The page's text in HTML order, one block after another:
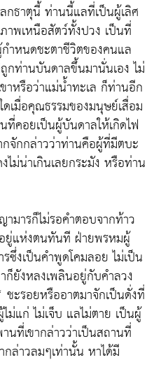
ธาตุนี้ ท่านนี้แลที่เป็นผู้เลิศ
พเหนือสัตว์ทั้งปวง เป็นที่
ำหนดชะตาชีวิตของคนแล
ท่านบันดาลขึ้นมานั่นเอง ไม่
าหรือว่าแม่น้ำทะเล ก็ท่านอีก
เมื่อคุณธรรมของมนุษย์เสื่อม
คอยเป็นผู้บันดาลให้เกิดไฟ
จักกล่าวว่าท่านคือผู้ที่มีตบะ
ม่น่าเกินเลยกระมัง หรือท่าน
มารก็ไม่รอคำตอบจากท้าว
ยู่แห่งตนทันที ฝ่ายพรหมผู้
งเป็นคำพูดโคมลอย ไม่เป็น
ก็ยังหลงเพลินอยู่กับคำลวง
ะรอยหรืออาตมาจักเป็นดั่งที่
ม่แก่ ไม่เจ็บ แลไม่ตาย เป็นผู้
ที่เขากล่าวว่าเป็นสถานที่
ล่าวลมๆเท่านั้น หาได้มี